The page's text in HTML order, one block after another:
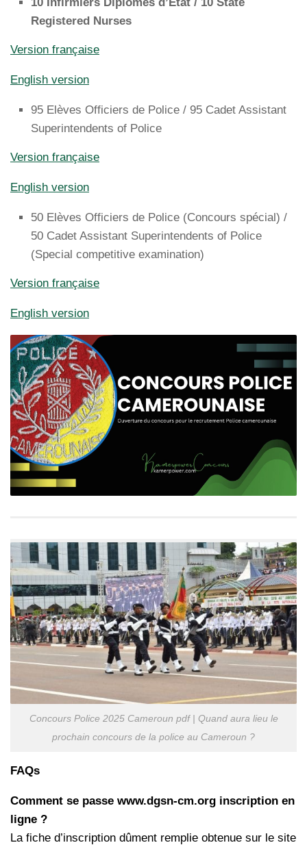
10 Infirmiers Diplômés d’Etat / 10 State
Registered Nurses
Version française
English version
95 Elèves Officiers de Police / 95 Cadet Assistant
Superintendents of Police
Version française
English version
50 Elèves Officiers de Police (Concours spécial) /
50 Cadet Assistant Superintendents of Police
(Special competitive examination)
Version française
English version
Concours Police 2025 Cameroun pdf | Quand aura lieu le
prochain concours de la police au Cameroun ?
FAQs
Comment se passe www.dgsn-cm.org inscription en
ligne ?
La fiche d’inscription dûment remplie obtenue sur le site